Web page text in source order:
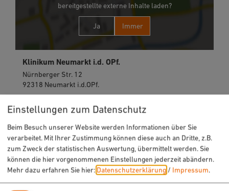
bereitgestellte externe Inhalte laden?
Ja Immer
Klinikum Neumarkt i.d. OPf.
Nürnberger Str. 12
92318 Neumarkt i.d.OPf.
09181 420-0
Einstellungen zum Datenschutz
Beim Besuch unserer Website werden Informationen über Sie
verarbeitet. Mit Ihrer Zustimmung können diese auch an Dritte, z.B.
zum Zweck der statistischen Auswertung, übermittelt werden. Sie
können die hier vorgenommenen Einstellungen jederzeit abändern.
Mehr dazu erfahren Sie hier:Datenschutzerklärung / Impressum.